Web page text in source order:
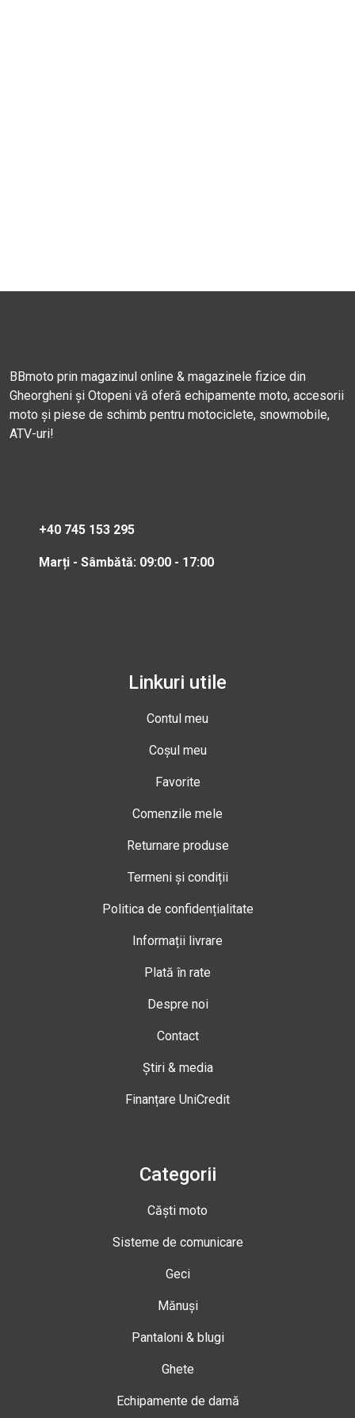
BBmoto prin magazinul online & magazinele fizice din
Gheorgheni și Otopeni vă oferă echipamente moto, accesorii
moto și piese de schimb pentru motociclete, snowmobile,
ATV-uri!
+40 745 153 295
Marți - Sâmbătă: 09:00 - 17:00
Linkuri utile
Contul meu
Coșul meu
Favorite
Comenzile mele
Returnare produse
Termeni și condiții
Politica de confidențialitate
Informații livrare
Plată în rate
Despre noi
Contact
Știri & media
Finanțare UniCredit
Categorii
Căști moto
Sisteme de comunicare
Geci
Mănuși
Pantaloni & blugi
Ghete
Echipamente de damă